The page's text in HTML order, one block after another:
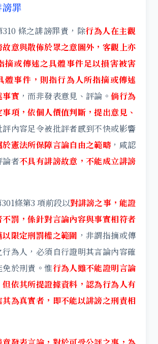
罪
條之誹謗罪責，除行為人在主觀
故意與散佈於眾之意圖外，客觀上亦
摘或傳述之具體事件足以損害被害
體事件，則指行為人所指摘或傳述
事實 ，而非發表意見、評論。倘行為
項，依個人價值判斷，提出意見、
評內容足令被批評者感到不快或影響
於憲法所保障言論自由之範疇，咸認
論者不具有誹謗故意，不能成立誹謗
條第3 項前段以對誹謗之事，能證
罰，係針對言論內容與事實相符者
限定刑罰權之範圍 ，非謂指摘或傳
為人，必須自行證明其言論內容確
於刑責。惟行為人雖不能證明言論
但依其所提證據資料，認為行為人有
為真實者，即不能以誹謗之刑責相